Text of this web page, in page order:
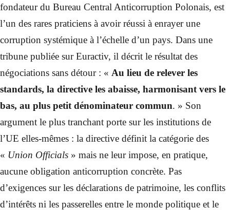
fondateur du Bureau Central Anticorruption Polonais, est
l’un des rares praticiens à avoir réussi à enrayer une
corruption systémique à l’échelle d’un pays. Dans une
tribune publiée sur Euractiv, il décrit le résultat des
négociations sans détour : « Au lieu de relever les
standards, la directive les abaisse, harmonisant vers le
bas, au plus petit dénominateur commun. » Son
argument le plus tranchant porte sur les institutions de
l’UE elles-mêmes : la directive définit la catégorie des
« Union Officials » mais ne leur impose, en pratique,
aucune obligation anticorruption concrète. Pas
d’exigences sur les déclarations de patrimoine, les conflits
d’intérêts ni les passerelles entre le monde politique et le